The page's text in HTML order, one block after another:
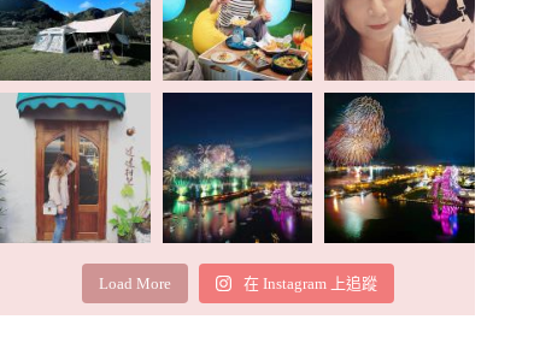
Load More 在 Instagram 上追蹤